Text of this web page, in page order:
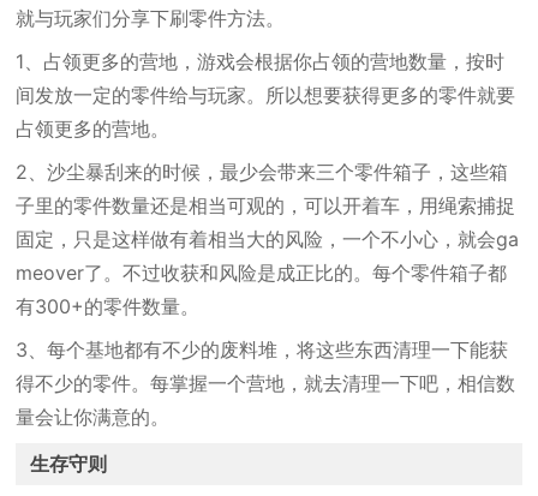
就与玩家们分享下刷零件方法。
1、占领更多的营地，游戏会根据你占领的营地数量，按时
间发放一定的零件给与玩家。所以想要获得更多的零件就要
占领更多的营地。
2、沙尘暴刮来的时候，最少会带来三个零件箱子，这些箱
子里的零件数量还是相当可观的，可以开着车，用绳索捕捉
固定，只是这样做有着相当大的风险，一个不小心，就会ga
meover了。不过收获和风险是成正比的。每个零件箱子都
有300+的零件数量。
3、每个基地都有不少的废料堆，将这些东西清理一下能获
得不少的零件。每掌握一个营地，就去清理一下吧，相信数
量会让你满意的。
生存守则